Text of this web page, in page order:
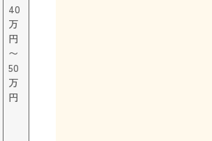
40
万
円
〜
50
万
円